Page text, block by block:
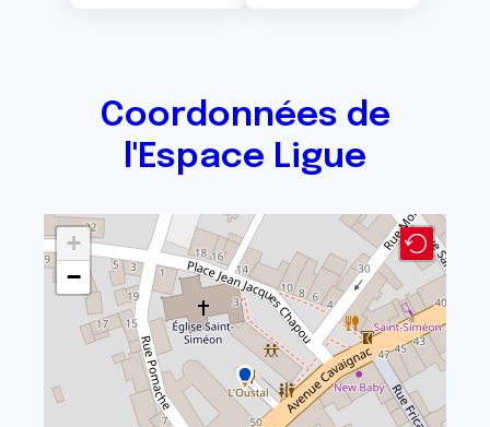
Coordonnées de
l'Espace Ligue
+
−